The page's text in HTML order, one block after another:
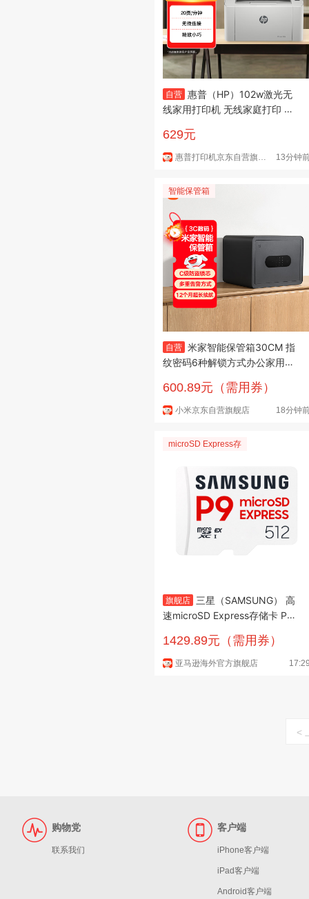
自营 惠普（HP）102w激光无
线家用打印机 无线家庭打印 学
印机
629元
惠普打印机京东自营旗舰店 13分钟
智能保管箱
自营 米家智能保管箱30CM 指
纹密码6种解锁方式办公家用保
600.89元（需用券）
小米京东自营旗舰店 18分钟
microSD Express存
旗舰店
三星（SAMSUNG） 高
速microSD Express存储卡 P9
用 高性能数据传输 白色 512GB
1429.89元（需用券）
亚马逊海外官方旗舰店
<
购物党
联系我们
客户端
iPhone客户端
iPad客户端
Android客户端